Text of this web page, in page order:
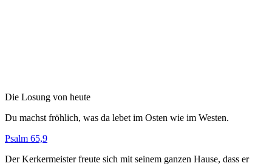
Die Losung von heute
Du machst fröhlich, was da lebet im Osten wie im Westen.
Psalm 65,9
Der Kerkermeister freute sich mit seinem ganzen Hause, dass er